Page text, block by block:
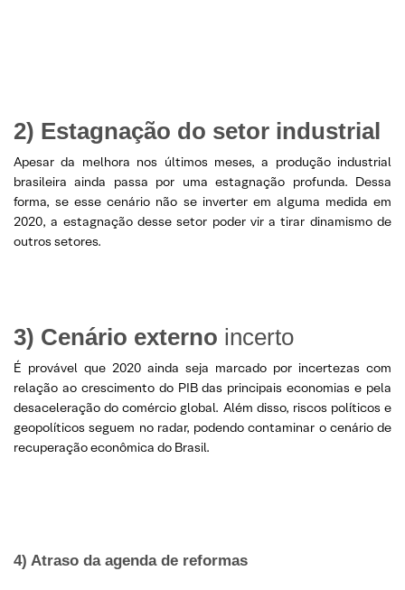
2) Estagnação do setor industrial
Apesar da melhora nos últimos meses, a produção industrial
brasileira ainda passa por uma estagnação profunda. Dessa
forma, se esse cenário não se inverter em alguma medida em
2020, a estagnação desse setor poder vir a tirar dinamismo de
outros setores.
3) Cenário externo incerto
É provável que 2020 ainda seja marcado por incertezas com
relação ao crescimento do PIB das principais economias e pela
desaceleração do comércio global. Além disso, riscos políticos e
geopolíticos seguem no radar, podendo contaminar o cenário de
recuperação econômica do Brasil.
4) Atraso da agenda de reformas